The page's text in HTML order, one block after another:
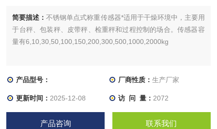
简要描述：不锈钢单点式称重传感器*适用于干燥环境中，主要用
于台秤、包装秤、皮带秤、检重秤和过程控制的场合。传感器容
量有6,10,30,50,100,150,200,300,500,1000,2000kg
产品型号： 厂商性质： 生产厂家
更新时间： 2025-12-08 访 问 量： 2072
产品咨询 联系我们